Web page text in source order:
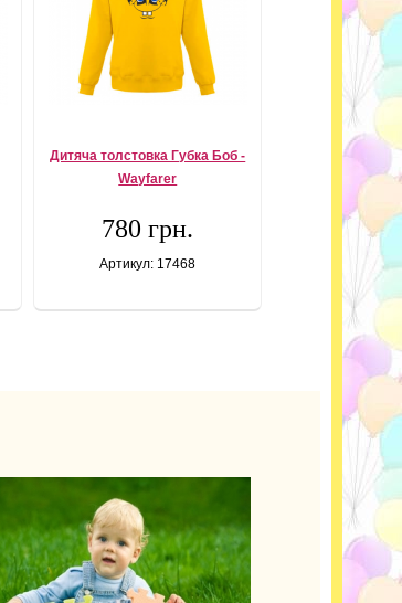
Дитяча толстовка Губка Боб -
Wayfarer
780 грн.
Артикул: 17468